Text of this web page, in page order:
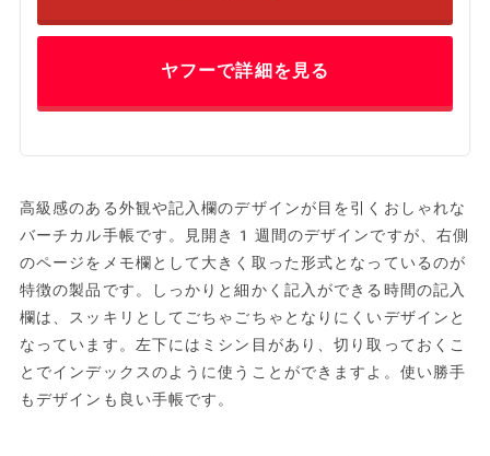
ヤフーで詳細を見る
高級感のある外観や記入欄のデザインが目を引くおしゃれな
バーチカル手帳です。見開き1週間のデザインですが、右側
のページをメモ欄として大きく取った形式となっているのが
特徴の製品です。しっかりと細かく記入ができる時間の記入
欄は、スッキリとしてごちゃごちゃとなりにくいデザインと
なっています。左下にはミシン目があり、切り取っておくこ
とでインデックスのように使うことができますよ。使い勝手
もデザインも良い手帳です。